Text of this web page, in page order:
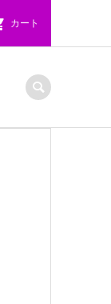
カート